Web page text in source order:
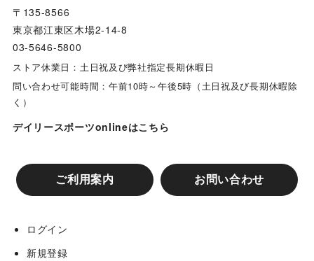
〒135-8566
東京都江東区木場2-14-8
03-5646-5800
ストア休業日：土日祝及び弊社指定長期休暇日
問い合わせ可能時間：午前10時～午後5時（土日祝及び長期休暇除
く）
デイリースポーツonlineはこちら
ご利用案内 お問い合わせ
ログイン
新規登録